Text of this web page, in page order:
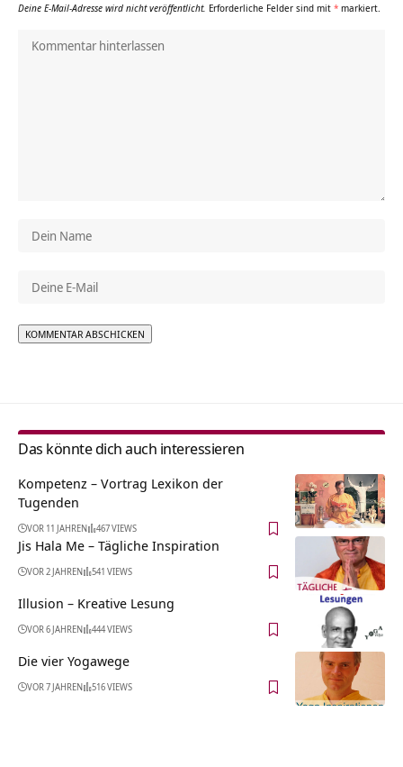
Deine E-Mail-Adresse wird nicht veröffentlicht. Erforderliche Felder sind mit * markiert.
Das könnte dich auch interessieren
Kompetenz – Vortrag Lexikon der
Tugenden
VOR 11 JAHREN 467 VIEWS
Jis Hala Me – Tägliche Inspiration
VOR 2 JAHREN 541 VIEWS
Illusion – Kreative Lesung
VOR 6 JAHREN 444 VIEWS
Die vier Yogawege
VOR 7 JAHREN 516 VIEWS